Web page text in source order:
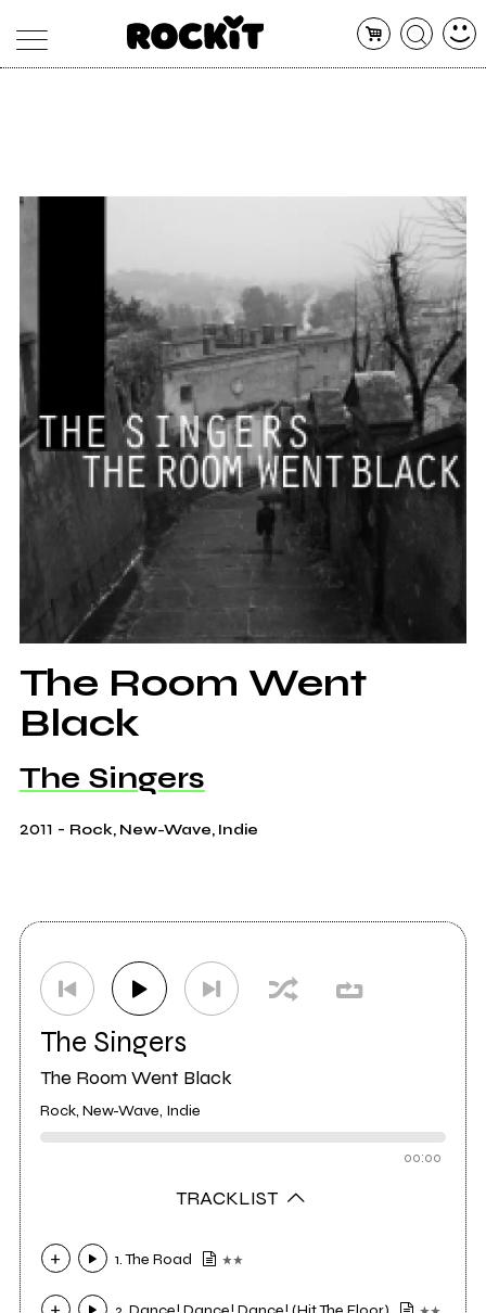
CONCERTI
RADIO
The Room Went
Black
The Singers
2011 - Rock, New-Wave, Indie
The Singers
The Room Went Black
Rock, New-Wave, Indie
00:00
TRACKLIST
1. The Road